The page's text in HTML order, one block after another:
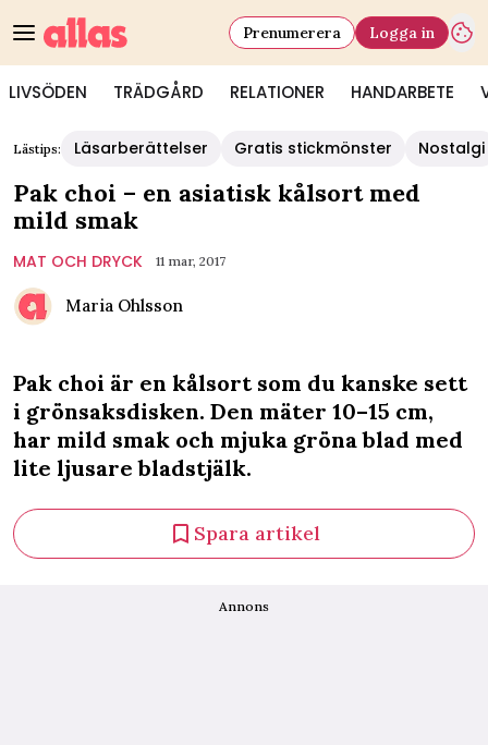
LIVSÖDEN TRÄDGÅRD RELATIONER HANDARBETE
Prenumerera Logga in
Lästips: Läsarberättelser Gratis stickmönster Nostalgi
Pak choi – en asiatisk kålsort med
mild smak
MAT OCH DRYCK 11 mar, 2017
Maria Ohlsson
Pak choi är en kålsort som du kanske sett
i grönsaksdisken. Den mäter 10–15 cm,
har mild smak och mjuka gröna blad med
lite ljusare bladstjälk.
Spara artikel
Annons